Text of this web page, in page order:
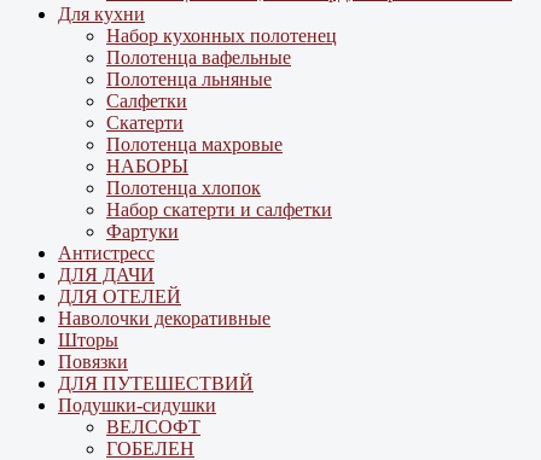
Для кухни
Набор кухонных полотенец
Полотенца вафельные
Полотенца льняные
Салфетки
Скатерти
Полотенца махровые
НАБОРЫ
Полотенца хлопок
Набор скатерти и салфетки
Фартуки
Антистресс
ДЛЯ ДАЧИ
ДЛЯ ОТЕЛЕЙ
Наволочки декоративные
Шторы
Повязки
ДЛЯ ПУТЕШЕСТВИЙ
Подушки-сидушки
ВЕЛСОФТ
ГОБЕЛЕН